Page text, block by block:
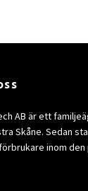
AB är ett
Skåne. Sedan
inom